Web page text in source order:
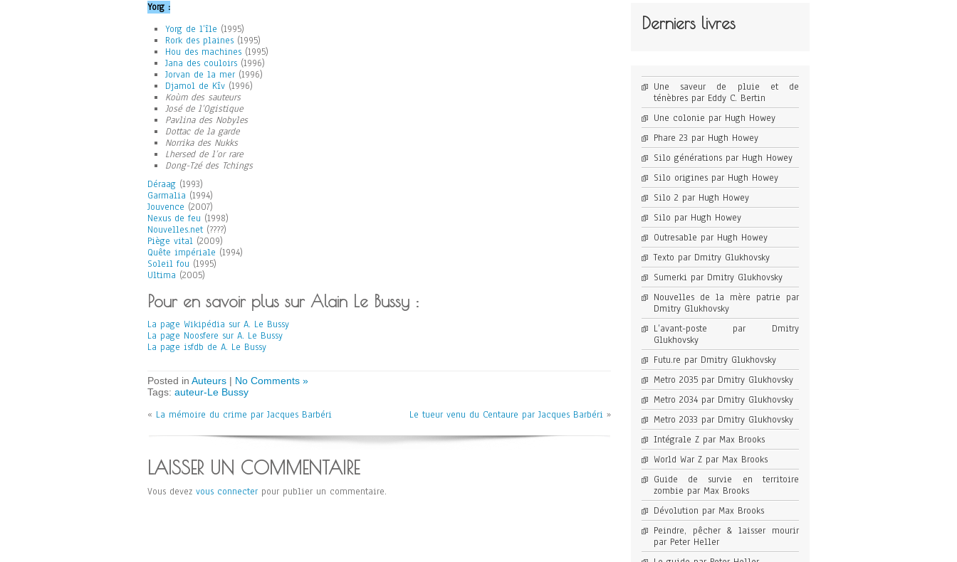
Yorg :
Yorg de l’île (1995)
Rork des plaines (1995)
Hou des machines (1995)
Jana des couloirs (1996)
Jorvan de la mer (1996)
Djamol de Kîv (1996)
Koùm des sauteurs
José de l’Ogistique
Pavlina des Nobyles
Dottac de la garde
Norrika des Nukks
Lhersed de l’or rare
Dong-Tzé des Tchings
Déraag (1993)
Garmalia (1994)
Jouvence (2007)
Nexus de feu (1998)
Nouvelles.net (????)
Piège vital (2009)
Quête impériale (1994)
Soleil fou (1995)
Ultima (2005)
Pour en savoir plus sur Alain Le Bussy :
La page Wikipédia sur A. Le Bussy
La page Noosfere sur A. Le Bussy
La page isfdb de A. Le Bussy
Posted in Auteurs | No Comments »
Tags: auteur-Le Bussy
« La mémoire du crime par Jacques Barbéri Le tueur venu du Centaure par Jacques Barbéri »
LAISSER UN COMMENTAIRE
Vous devez vous connecter pour publier un commentaire.
Derniers livres
Une saveur de pluie et de
ténèbres par Eddy C. Bertin
Une colonie par Hugh Howey
Phare 23 par Hugh Howey
Silo générations par Hugh Howey
Silo origines par Hugh Howey
Silo 2 par Hugh Howey
Silo par Hugh Howey
Outresable par Hugh Howey
Texto par Dmitry Glukhovsky
Sumerki par Dmitry Glukhovsky
Nouvelles de la mère patrie par
Dmitry Glukhovsky
L’avant-poste par Dmitry
Glukhovsky
Futu.re par Dmitry Glukhovsky
Metro 2035 par Dmitry Glukhovsky
Metro 2034 par Dmitry Glukhovsky
Metro 2033 par Dmitry Glukhovsky
Intégrale Z par Max Brooks
World War Z par Max Brooks
Guide de survie en territoire
zombie par Max Brooks
Dévolution par Max Brooks
Peindre, pêcher & laisser mourir
par Peter Heller